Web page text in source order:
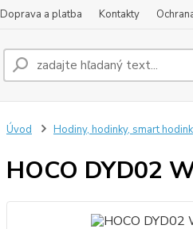
Doprava a platba Kontakty
Úvod Hodiny, hodinky, smart
HOCO DYD02